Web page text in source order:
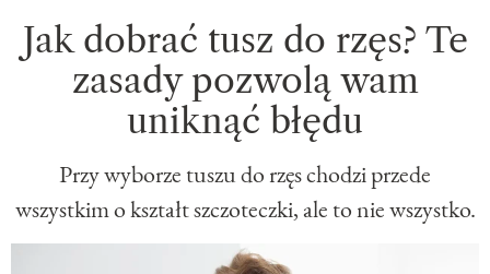
Jak dobrać tusz do rzęs? Te
zasady pozwolą wam
uniknąć błędu
Przy wyborze tuszu do rzęs chodzi przede
wszystkim o kształt szczoteczki, ale to nie wszystko.